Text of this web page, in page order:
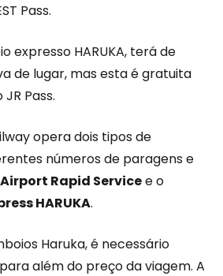
Pass.
expresso HARUKA, terá de
de lugar, mas esta é gratuita
Pass.
opera dois tipos de
números de paragens e
Rapid Servicee o
HARUKA.
Haruka, é necessário
além do preço da viagem. A